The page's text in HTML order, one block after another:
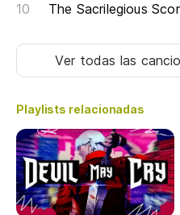
The Sacrilegious
Ver todas las
Playlists relacionadas